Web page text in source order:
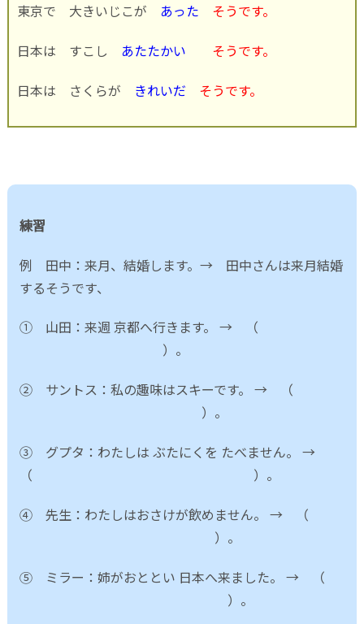
東京で 大きいじこが あった そうです。
日本は すこし あたたかい そうです。
日本は さくらが きれいだ そうです。
練習
例 田中：来月、結婚します。→ 田中さんは来月結婚
するそうです、
① 山田：来週 京都へ行きます。 → （
）。
② サントス：私の趣味はスキーです。 → （
）。
③ グプタ：わたしは ぶたにくを たべません。 →
（ ）。
④ 先生：わたしはおさけが飲めません。 → （
）。
⑤ ミラー：姉がおととい 日本へ来ました。 → （
）。